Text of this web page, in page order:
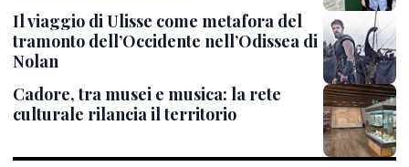
Il viaggio di Ulisse come metafora del
tramonto dell’Occidente nell’Odissea di
Nolan
Cadore, tra musei e musica: la rete
culturale rilancia il territorio